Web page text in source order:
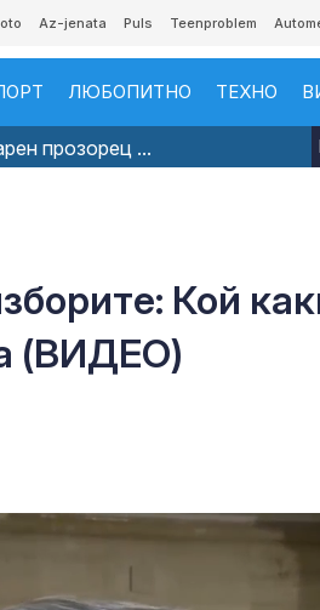
Az-jenata Puls Teenproblem
ЛЮБОПИТНО ТЕХНО
прозорец ...
Кой
(ВИДЕО)